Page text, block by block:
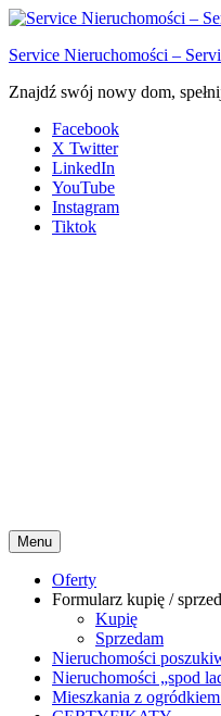
Service Nieruchomości –
Znajdź swój nowy dom,
Facebook
X Twitter
LinkedIn
YouTube
Instagram
Tiktok
Menu
Menu
główne
Oferty
Formularz kupię /
Kupię
Sprzedam
Nieruchomości
Nieruchomości „spod
Mieszkania z ogródkiem